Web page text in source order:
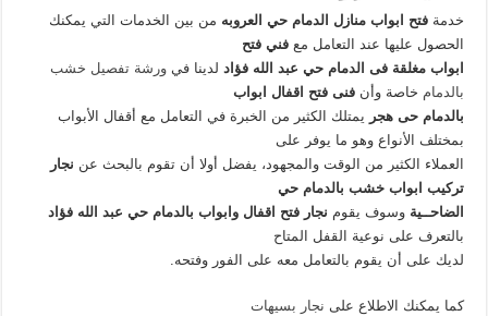
خدمةفتح ابواب منازل الدمام حي العروبه من بين الخدمات التي يمكنك
الحصول عليها عند التعامل معفني فتح
ابواب مغلقة فى الدمام حي عبد الله فؤاد لدينا فيورشة تفصيل خشب
بالدمام خاصة وأنفنى فتح اقفال ابواب
بالدمام حى هجر يمتلك الكثير من الخبرة في التعامل مع أقفال الأبواب
بمختلف الأنواع وهو ما يوفر على
العملاء الكثير من الوقت والمجهود، يفضل أولا أن تقوم بالبحث عن نجار
تركيب ابواب خشب بالدمام حي
الضاحــية وسوف يقوم نجار فتح اقفال وابواب بالدمام حي عبد الله فؤاد
بالتعرف على نوعية القفل المتاح
لديك على أن يقوم بالتعامل معه على الفور وفتحه.
كما يمكنك الاطلاع على نجار بسيهات